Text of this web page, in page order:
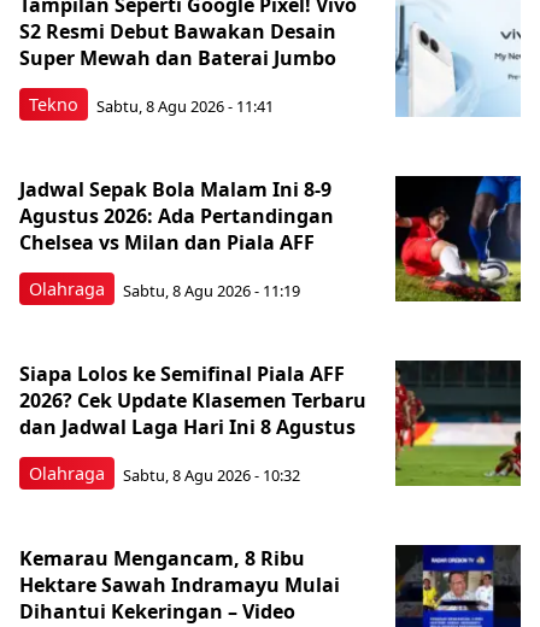
Tekno
S2 Resmi Debut Bawakan Desain
Super Mewah dan Baterai Jumbo
Sabtu, 8 Agu 2026 - 11:41
Olahraga
Jadwal Sepak Bola Malam Ini 8-9
Agustus 2026: Ada Pertandingan
Chelsea vs Milan dan Piala AFF
Sabtu, 8 Agu 2026 - 11:19
Olahraga
Siapa Lolos ke Semifinal Piala AFF
2026? Cek Update Klasemen Terbaru
dan Jadwal Laga Hari Ini 8 Agustus
Sabtu, 8 Agu 2026 - 10:32
Kemarau Mengancam, 8 Ribu
Hektare Sawah Indramayu Mulai
Dihantui Kekeringan – Video